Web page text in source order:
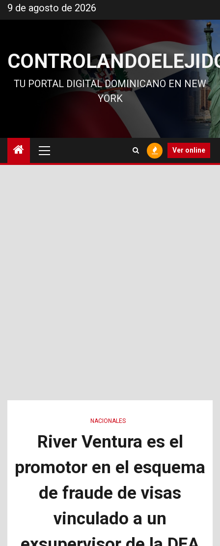
al
9 de agosto de 2026
TU PORTAL DIGITAL DOMINICANO EN NEW
YORK
principal
Ver online
NACIONALES
River Ventura es el
promotor en el esquema
de fraude de visas
vinculado a un